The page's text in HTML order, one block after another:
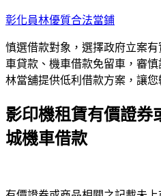
跳
主
要
內
彰化員林優質合法當鋪
慎選借款對象，選擇政府立案
車貸款、機車借款免留車，審
林當舖提供低利借款方案，讓您
影印機租賃有價證券
城機車借款